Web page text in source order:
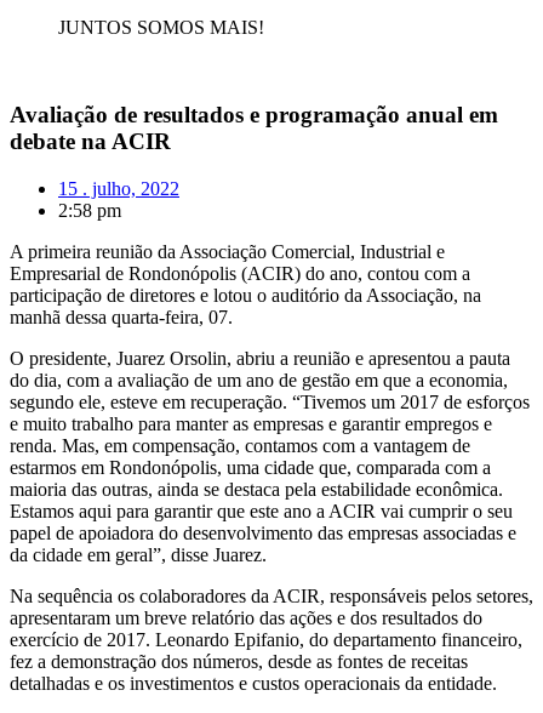
JUNTOS SOMOS MAIS!
Avaliação de resultados e programação anual em
debate na ACIR
15 . julho, 2022
2:58 pm
A primeira reunião da Associação Comercial, Industrial e
Empresarial de Rondonópolis (ACIR) do ano, contou com a
participação de diretores e lotou o auditório da Associação, na
manhã dessa quarta-feira, 07.
O presidente, Juarez Orsolin, abriu a reunião e apresentou a pauta
do dia, com a avaliação de um ano de gestão em que a economia,
segundo ele, esteve em recuperação. “Tivemos um 2017 de esforços
e muito trabalho para manter as empresas e garantir empregos e
renda. Mas, em compensação, contamos com a vantagem de
estarmos em Rondonópolis, uma cidade que, comparada com a
maioria das outras, ainda se destaca pela estabilidade econômica.
Estamos aqui para garantir que este ano a ACIR vai cumprir o seu
papel de apoiadora do desenvolvimento das empresas associadas e
da cidade em geral”, disse Juarez.
Na sequência os colaboradores da ACIR, responsáveis pelos setores,
apresentaram um breve relatório das ações e dos resultados do
exercício de 2017. Leonardo Epifanio, do departamento financeiro,
fez a demonstração dos números, desde as fontes de receitas
detalhadas e os investimentos e custos operacionais da entidade.